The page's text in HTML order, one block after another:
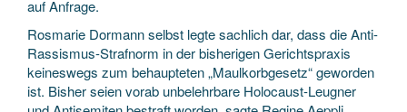
auf Anfrage.
Rosmarie Dormann selbst legte sachlich dar, dass die Anti-
Rassismus-Strafnorm in der bisherigen Gerichtspraxis
keineswegs zum behaupteten „Maulkorbgesetz“ geworden
ist. Bisher seien vorab unbelehrbare Holocaust-Leugner